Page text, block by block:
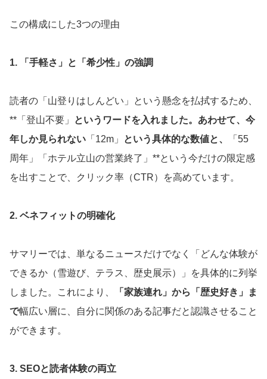
この構成にした3つの理由
1. 「手軽さ」と「希少性」の強調
読者の「山登りはしんどい」という懸念を払拭するため、
**「登山不要」
というワードを入れました。あわせて、今
年しか見られない 「12m」 という具体的な数値と、
「55
周年」「ホテル立山の営業終了」**という今だけの限定感
を出すことで、クリック率（CTR）を高めています。
2. ベネフィットの明確化
サマリーでは、単なるニュースだけでなく「どんな体験が
できるか（雪遊び、テラス、歴史展示）」を具体的に列挙
しました。これにより、
「家族連れ」から「歴史好き」ま
で幅広い層に、自分に関係のある記事だと認識させること
ができます。
3. SEOと読者体験の両立